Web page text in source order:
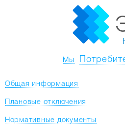
Мы
Общая информация
Плановые отключения
Нормативные документы